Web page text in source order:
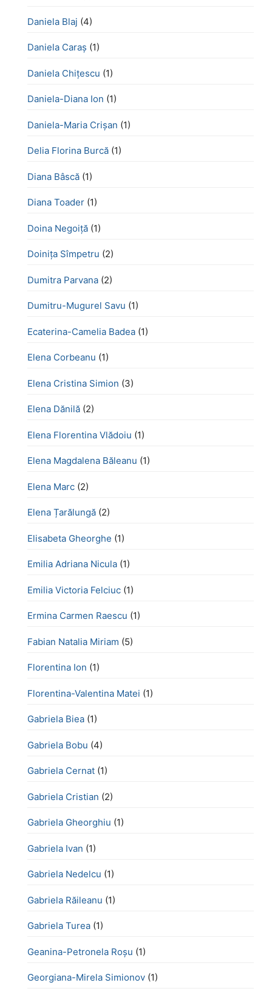
Daniela Blaj (4)
Daniela Caraș (1)
Daniela Chiţescu (1)
Daniela-Diana Ion (1)
Daniela-Maria Crișan (1)
Delia Florina Burcă (1)
Diana Bâscă (1)
Diana Toader (1)
Doina Negoiță (1)
Doinița Sîmpetru (2)
Dumitra Parvana (2)
Dumitru-Mugurel Savu (1)
Ecaterina-Camelia Badea (1)
Elena Corbeanu (1)
Elena Cristina Simion (3)
Elena Dănilă (2)
Elena Florentina Vlădoiu (1)
Elena Magdalena Băleanu (1)
Elena Marc (2)
Elena Țarălungă (2)
Elisabeta Gheorghe (1)
Emilia Adriana Nicula (1)
Emilia Victoria Felciuc (1)
Ermina Carmen Raescu (1)
Fabian Natalia Miriam (5)
Florentina Ion (1)
Florentina-Valentina Matei (1)
Gabriela Biea (1)
Gabriela Bobu (4)
Gabriela Cernat (1)
Gabriela Cristian (2)
Gabriela Gheorghiu (1)
Gabriela Ivan (1)
Gabriela Nedelcu (1)
Gabriela Răileanu (1)
Gabriela Turea (1)
Geanina-Petronela Roșu (1)
Georgiana-Mirela Simionov (1)